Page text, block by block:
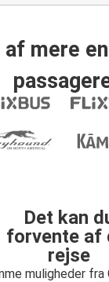
mere
Det kan
forvente af
rejse
muligheder